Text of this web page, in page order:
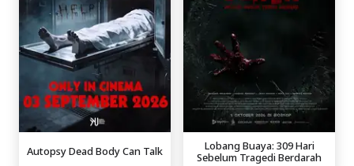
Autopsy Dead Body Can Talk
Lobang Buaya: 309 Hari
Sebelum Tragedi Berdarah